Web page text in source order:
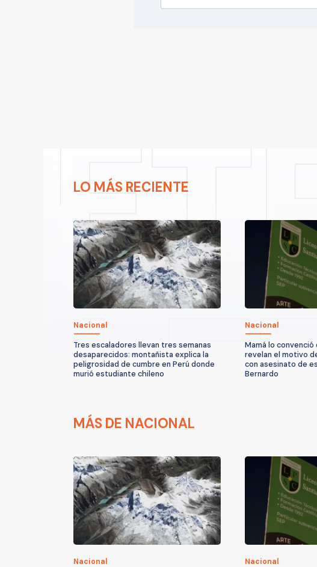
LO MÁS RECIENTE
Nacional
Tres escaladores llevan tres semanas
desaparecidos: montañista explica la
peligrosidad de cumbre en Perú donde
murió estudiante chileno
Nacional
Mamá lo
revelan el motivo
con asesinato de
Bernardo
MÁS DE NACIONAL
Nacional Nacional